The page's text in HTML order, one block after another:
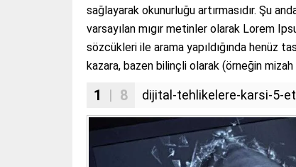
sağlayarak okunurluğu artırmasıdır. Şu
varsayılan mıgır metinler olarak Lorem
sözcükleri ile arama yapıldığında henüz
kazara, bazen bilinçli olarak (örneğin
1 | 8 dijital-tehlikelere-karsi-5-